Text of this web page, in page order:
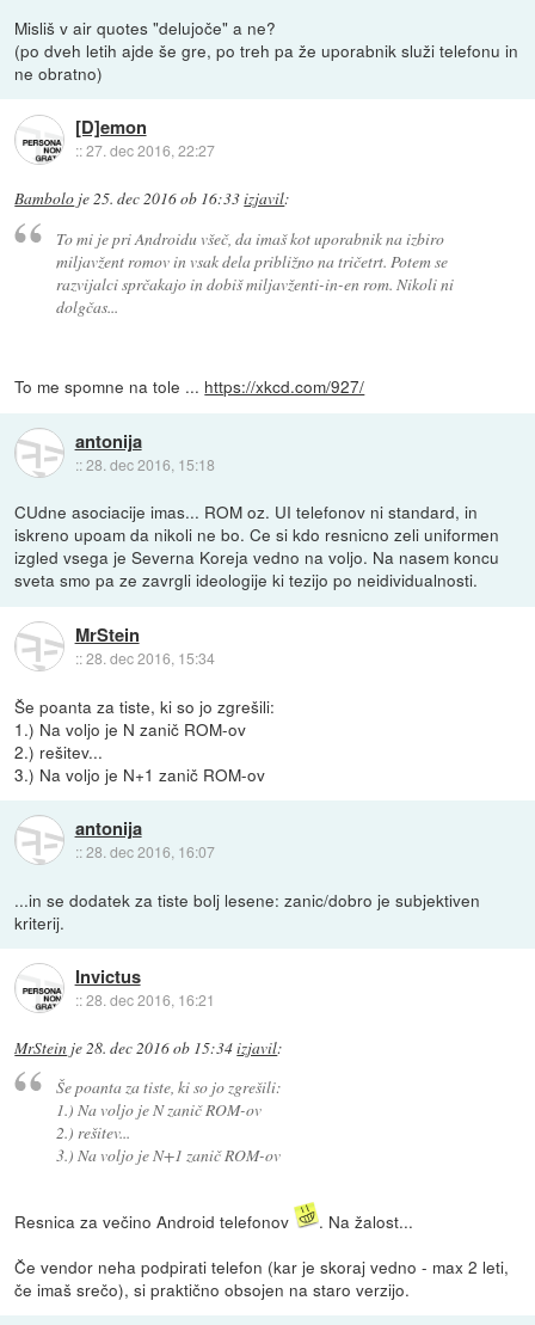
Misliš v air quotes "delujoče" a ne?
(po dveh letih ajde še gre, po treh pa že uporabnik služi telefonu in
ne obratno)
[D]emon
::27. dec 2016, 22:27
Bambolo je25. dec 2016 ob 16:33izjavil:
To mi je pri Androidu všeč, da imaš kot uporabnik na izbiro
miljavžent romov in vsak dela približno na tričetrt. Potem se
razvijalci sprčakajo in dobiš miljavženti-in-en rom. Nikoli ni
dolgčas...
To me spomne na tole ... https://xkcd.com/927/
antonija
::28. dec 2016, 15:18
CUdne asociacije imas... ROM oz. UI telefonov ni standard, in
iskreno upoam da nikoli ne bo. Ce si kdo resnicno zeli uniformen
izgled vsega je Severna Koreja vedno na voljo. Na nasem koncu
sveta smo pa ze zavrgli ideologije ki tezijo po neidividualnosti.
MrStein
::28. dec 2016, 15:34
Še poanta za tiste, ki so jo zgrešili:
1.) Na voljo je N zanič ROM-ov
2.) rešitev...
3.) Na voljo je N+1 zanič ROM-ov
antonija
::28. dec 2016, 16:07
...in se dodatek za tiste bolj lesene: zanic/dobro je subjektiven
kriterij.
Invictus
::28. dec 2016, 16:21
MrStein je 28. dec 2016 ob 15:34izjavil:
Še poanta za tiste, ki so jo zgrešili:
1.) Na voljo je N zanič ROM-ov
2.) rešitev...
3.) Na voljo je N+1 zanič ROM-ov
Resnica za večino Android telefonov
. Na žalost...
Če vendor neha podpirati telefon (kar je skoraj vedno - max 2 leti,
če imaš srečo), si praktično obsojen na staro verzijo.